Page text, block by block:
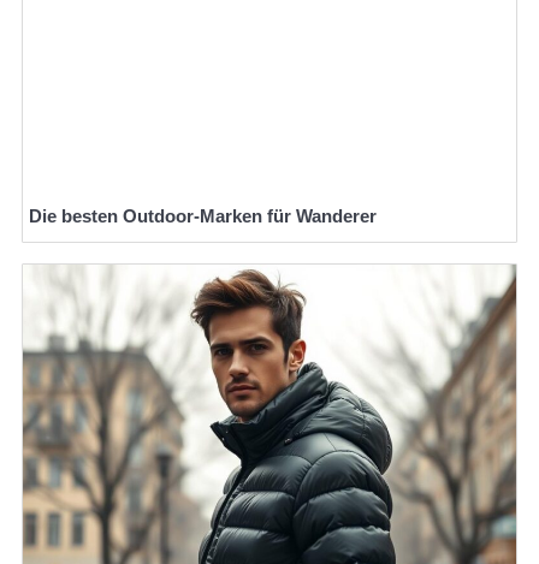
Die besten Outdoor-Marken für Wanderer